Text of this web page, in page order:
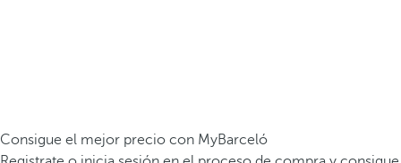
Consigue el mejor precio con MyBarceló